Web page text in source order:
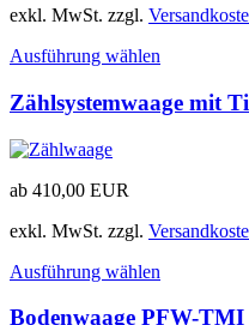
exkl. MwSt. zzgl.
Ausführung wählen
Zählsystemwaage mit
ab 410,00 EUR
exkl. MwSt. zzgl.
Ausführung wählen
Bodenwaage PFW-